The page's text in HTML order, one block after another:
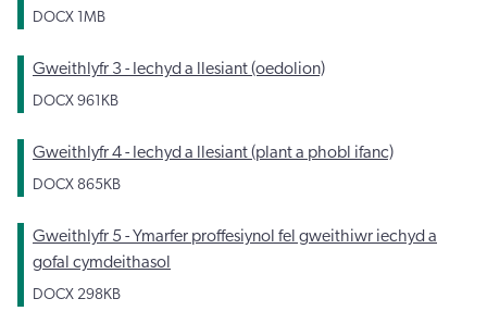
DOCX 1MB
Gweithlyfr 3 - Iechyd a llesiant (oedolion)
DOCX 961KB
Gweithlyfr 4 - Iechyd a llesiant (plant a phobl ifanc)
DOCX 865KB
Gweithlyfr 5 - Ymarfer proffesiynol fel gweithiwr iechyd a
gofal cymdeithasol
DOCX 298KB